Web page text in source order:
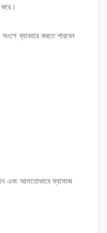
ব্যাবহার করতে পারবেন
এবং আলতোভাবে ম্যাসাজ